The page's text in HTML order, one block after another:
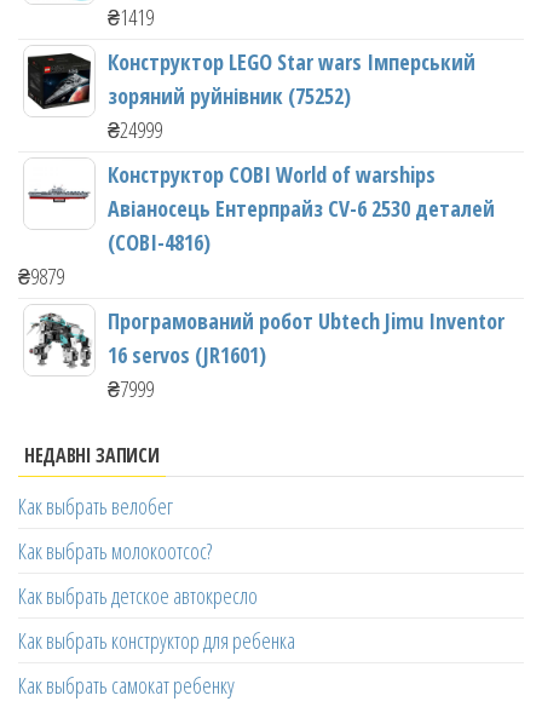
₴1419
Конструктор LEGO Star wars Імперський
зоряний руйнівник (75252)
₴24999
Конструктор COBI World of warships
Авіаносець Ентерпрайз CV-6 2530 деталей
(COBI-4816)
₴9879
Програмований робот Ubtech Jimu Inventor
16 servos (JR1601)
₴7999
НЕДАВНІ ЗАПИСИ
Как выбрать велобег
Как выбрать молокоотсос?
Как выбрать детское автокресло
Как выбрать конструктор для ребенка
Как выбрать самокат ребенку